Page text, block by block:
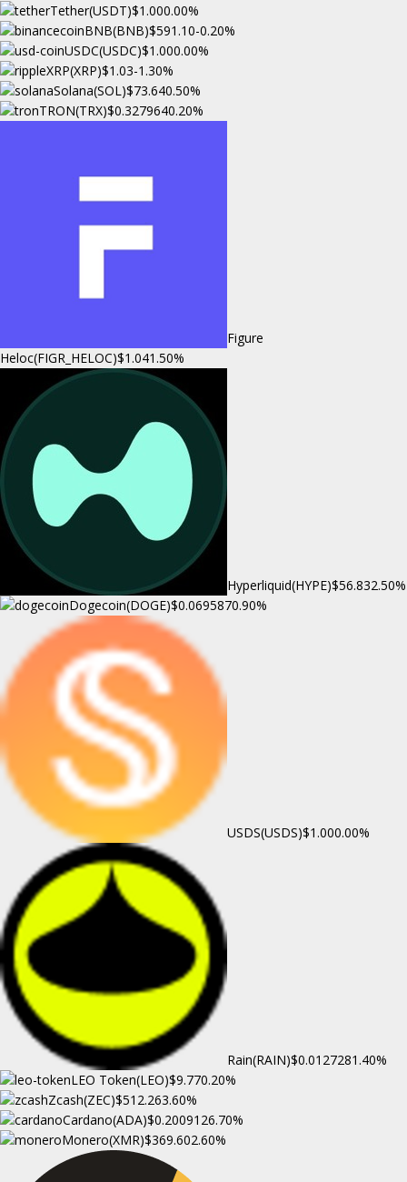
Tether(USDT)$1.000.00%
BNB(BNB)$591.10-0.20%
USDC(USDC)$1.000.00%
XRP(XRP)$1.03-1.30%
Solana(SOL)$73.640.50%
TRON(TRX)$0.3279640.20%
Figure
Heloc(FIGR_HELOC)$1.041.50%
Hyperliquid(HYPE)$56.832.50%
Dogecoin(DOGE)$0.0695870.90%
USDS(USDS)$1.000.00%
Rain(RAIN)$0.0127281.40%
LEO Token(LEO)$9.770.20%
Zcash(ZEC)$512.263.60%
Cardano(ADA)$0.2009126.70%
Monero(XMR)$369.602.60%